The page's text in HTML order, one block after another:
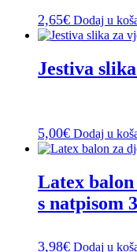
2,65€ Dodaj u
Jestiva
5,00€ Dodaj u
Latex
s natpisom
3,98€ Dodaj u